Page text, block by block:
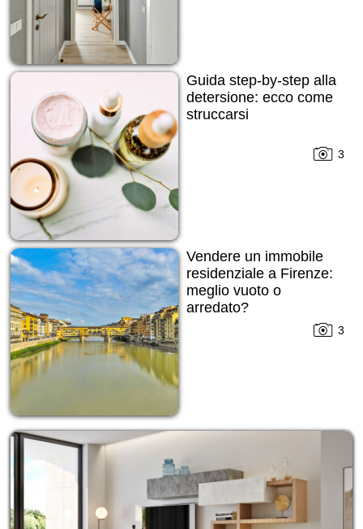
Guida step-by-step alla
detersione: ecco come
struccarsi
3
Vendere un immobile
residenziale a Firenze:
meglio vuoto o
arredato?
3